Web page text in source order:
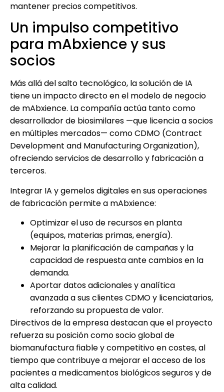
mantener precios competitivos.
Un impulso competitivo
para mAbxience y sus
socios
Más allá del salto tecnológico, la solución de IA
tiene un impacto directo en el modelo de negocio
de mAbxience. La compañía actúa tanto como
desarrollador de biosimilares —que licencia a socios
en múltiples mercados— como CDMO (Contract
Development and Manufacturing Organization),
ofreciendo servicios de desarrollo y fabricación a
terceros.
Integrar IA y gemelos digitales en sus operaciones
de fabricación permite a mAbxience:
Optimizar el uso de recursos en planta
(equipos, materias primas, energía).
Mejorar la planificación de campañas y la
capacidad de respuesta ante cambios en la
demanda.
Aportar datos adicionales y analítica
avanzada a sus clientes CDMO y licenciatarios,
reforzando su propuesta de valor.
Directivos de la empresa destacan que el proyecto
refuerza su posición como socio global de
biomanufactura fiable y competitivo en costes, al
tiempo que contribuye a mejorar el acceso de los
pacientes a medicamentos biológicos seguros y de
alta calidad.